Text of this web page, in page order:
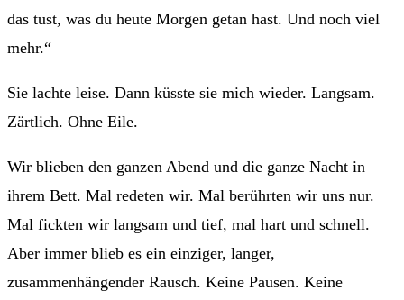
das tust, was du heute Morgen getan hast. Und noch viel
mehr.“
Sie lachte leise. Dann küsste sie mich wieder. Langsam.
Zärtlich. Ohne Eile.
Wir blieben den ganzen Abend und die ganze Nacht in
ihrem Bett. Mal redeten wir. Mal berührten wir uns nur.
Mal fickten wir langsam und tief, mal hart und schnell.
Aber immer blieb es ein einziger, langer,
zusammenhängender Rausch. Keine Pausen. Keine